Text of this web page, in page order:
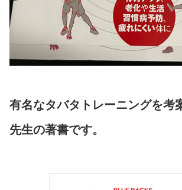
有名なタバタトレーニングを考
先生の著書です。